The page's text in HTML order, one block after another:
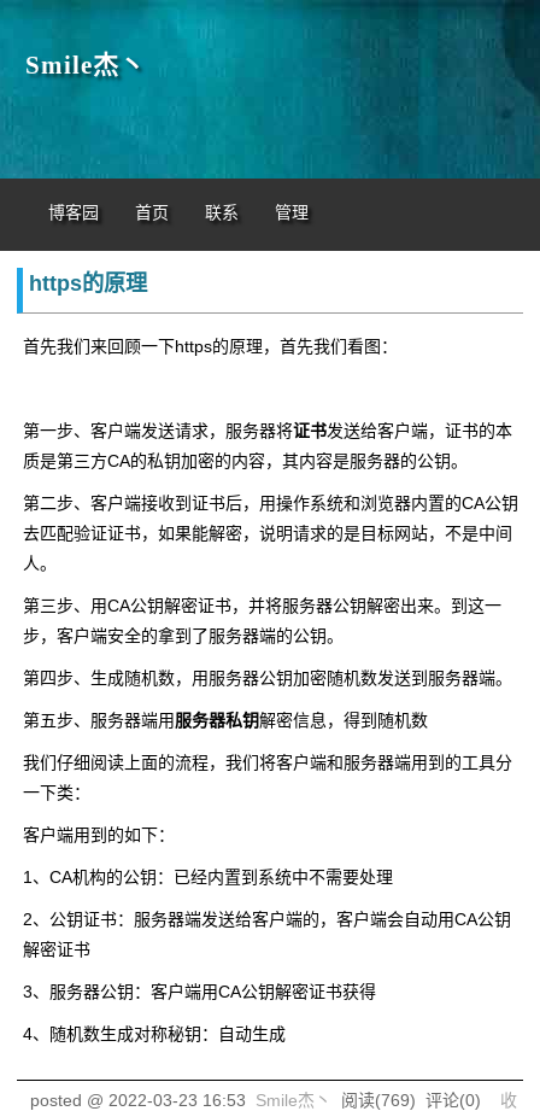
Smile杰丶
博客园 首页 联系 管理
https的原理
首先我们来回顾一下https的原理，首先我们看图：
第一步、客户端发送请求，服务器将证书发送给客户端，证书的本
质是第三方CA的私钥加密的内容，其内容是服务器的公钥。
第二步、客户端接收到证书后，用操作系统和浏览器内置的CA公钥
去匹配验证证书，如果能解密，说明请求的是目标网站，不是中间
人。
第三步、用CA公钥解密证书，并将服务器公钥解密出来。到这一
步，客户端安全的拿到了服务器端的公钥。
第四步、生成随机数，用服务器公钥加密随机数发送到服务器端。
第五步、服务器端用服务器私钥解密信息，得到随机数
我们仔细阅读上面的流程，我们将客户端和服务器端用到的工具分
一下类：
客户端用到的如下：
1、CA机构的公钥：已经内置到系统中不需要处理
2、公钥证书：服务器端发送给客户端的，客户端会自动用CA公钥
解密证书
3、服务器公钥：客户端用CA公钥解密证书获得
4、随机数生成对称秘钥：自动生成
posted @ 2022-03-23 16:53 Smile杰丶 阅读(769) 评论(0) 收